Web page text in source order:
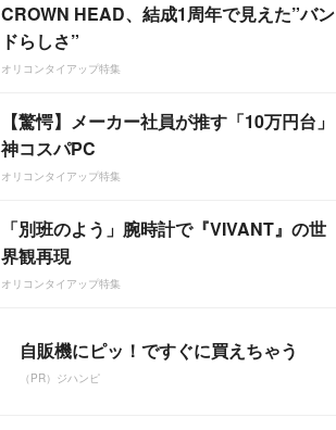
CROWN HEAD、結成1周年で見えた”バン
ドらしさ”
オリコンタイアップ特集
【驚愕】メーカー社員が推す「10万円台」
神コスパPC
オリコンタイアップ特集
「別班のよう」腕時計で『VIVANT』の世
界観再現
オリコンタイアップ特集
自販機にピッ！ですぐに買えちゃう
（PR）ジハンピ